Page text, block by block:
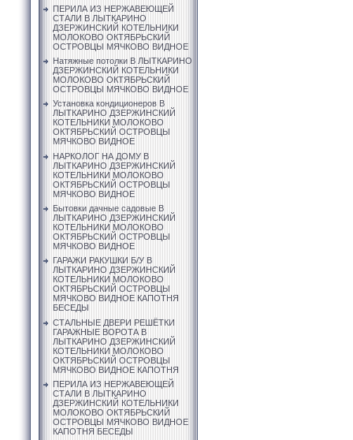
ПЕРИЛА ИЗ НЕРЖАВЕЮЩЕЙ
СТАЛИ В ЛЫТКАРИНО
ДЗЕРЖИНСКИЙ КОТЕЛЬНИКИ
МОЛОКОВО ОКТЯБРЬСКИЙ
ОСТРОВЦЫ МЯЧКОВО ВИДНОЕ
Натяжные потолки В ЛЫТКАРИНО
ДЗЕРЖИНСКИЙ КОТЕЛЬНИКИ
МОЛОКОВО ОКТЯБРЬСКИЙ
ОСТРОВЦЫ МЯЧКОВО ВИДНОЕ
Установка кондиционеров В
ЛЫТКАРИНО ДЗЕРЖИНСКИЙ
КОТЕЛЬНИКИ МОЛОКОВО
ОКТЯБРЬСКИЙ ОСТРОВЦЫ
МЯЧКОВО ВИДНОЕ
НАРКОЛОГ НА ДОМУ В
ЛЫТКАРИНО ДЗЕРЖИНСКИЙ
КОТЕЛЬНИКИ МОЛОКОВО
ОКТЯБРЬСКИЙ ОСТРОВЦЫ
МЯЧКОВО ВИДНОЕ
Бытовки дачные садовые В
ЛЫТКАРИНО ДЗЕРЖИНСКИЙ
КОТЕЛЬНИКИ МОЛОКОВО
ОКТЯБРЬСКИЙ ОСТРОВЦЫ
МЯЧКОВО ВИДНОЕ
ГАРАЖИ РАКУШКИ Б/У В
ЛЫТКАРИНО ДЗЕРЖИНСКИЙ
КОТЕЛЬНИКИ МОЛОКОВО
ОКТЯБРЬСКИЙ ОСТРОВЦЫ
МЯЧКОВО ВИДНОЕ КАПОТНЯ
БЕСЕДЫ
СТАЛЬНЫЕ ДВЕРИ РЕШЁТКИ
ГАРАЖНЫЕ ВОРОТА В
ЛЫТКАРИНО ДЗЕРЖИНСКИЙ
КОТЕЛЬНИКИ МОЛОКОВО
ОКТЯБРЬСКИЙ ОСТРОВЦЫ
МЯЧКОВО ВИДНОЕ КАПОТНЯ
ПЕРИЛА ИЗ НЕРЖАВЕЮЩЕЙ
СТАЛИ В ЛЫТКАРИНО
ДЗЕРЖИНСКИЙ КОТЕЛЬНИКИ
МОЛОКОВО ОКТЯБРЬСКИЙ
ОСТРОВЦЫ МЯЧКОВО ВИДНОЕ
КАПОТНЯ БЕСЕДЫ